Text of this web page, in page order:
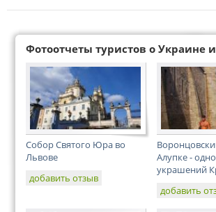
Фотоотчеты туристов о Украине
Собор Святого Юра во
Львове
добавить отзыв
Алупке -
украшений
добавить